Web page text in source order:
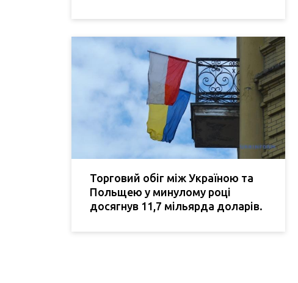
Торговий обіг між Україною та
Польщею у минулому році
досягнув 11,7 мільярда доларів.